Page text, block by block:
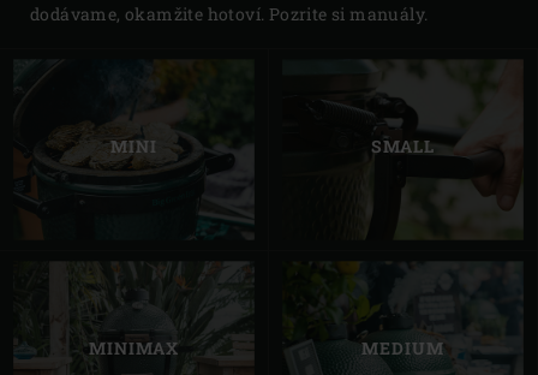
dodávame, okamžite hotoví. Pozrite si manuály.
MINI SMALL
MINIMAX MEDIUM